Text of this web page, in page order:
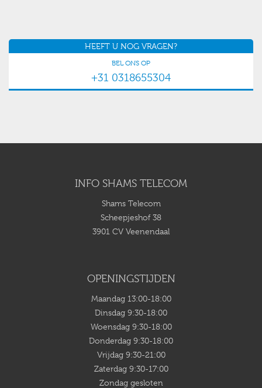
HEEFT U NOG VRAGEN?
BEL ONS OP
+31 0318655304
INFO SHAMS TELECOM
Shams Telecom
Scheepjeshof 38
3901 CV Veenendaal
OPENINGSTIJDEN
Maandag 13:00-18:00
Dinsdag 9:30-18:00
Woensdag 9:30-18:00
Donderdag 9:30-18:00
Vrijdag 9:30-21:00
Zaterdag 9:30-17:00
Zondag gesloten